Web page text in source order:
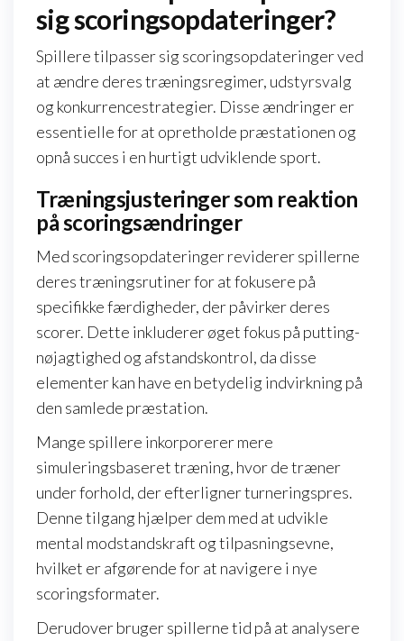
sig scoringsopdateringer?
Spillere tilpasser sig scoringsopdateringer ved
at ændre deres træningsregimer, udstyrsvalg
og konkurrencestrategier. Disse ændringer er
essentielle for at opretholde præstationen og
opnå succes i en hurtigt udviklende sport.
Træningsjusteringer som reaktion
på scoringsændringer
Med scoringsopdateringer reviderer spillerne
deres træningsrutiner for at fokusere på
specifikke færdigheder, der påvirker deres
scorer. Dette inkluderer øget fokus på putting-
nøjagtighed og afstandskontrol, da disse
elementer kan have en betydelig indvirkning på
den samlede præstation.
Mange spillere inkorporerer mere
simuleringsbaseret træning, hvor de træner
under forhold, der efterligner turneringspres.
Denne tilgang hjælper dem med at udvikle
mental modstandskraft og tilpasningsevne,
hvilket er afgørende for at navigere i nye
scoringsformater.
Derudover bruger spillerne tid på at analysere